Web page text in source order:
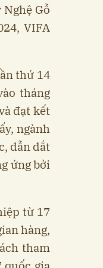
Gỗ
VIFA
thứ 14
tháng
đạt kết
ngành
dẫn dắt
ứng bởi
từ 17
hàng,
tham